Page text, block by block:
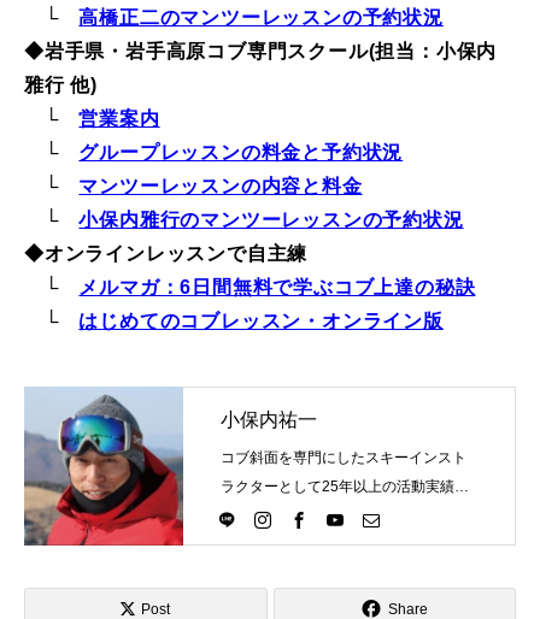
プレゼント付メルマガ
常時メルマガ
お問合せ 特定商取引法に基づく表記 プライバシーポリシー
└高橋正二のマンツーレッスンの予約状況
◆岩手県・岩手高原コブ専門スクール(担当：小保内
雅行 他)
└営業案内
└ グループレッスンの料金と予約状況
└ マンツーレッスンの内容と料金
└小保内雅行のマンツーレッスンの予約状況
◆オンラインレッスンで自主練
└
メルマガ：6日間無料で学ぶコブ上達の秘訣
└ はじめてのコブレッスン・オンライン版
小保内祐一
コブ斜面を専門にしたスキーインスト
ラクターとして25年以上の活動実績。
Directlineスキースクール代表として、
スキーインストラクターが職業選択の
Post Share